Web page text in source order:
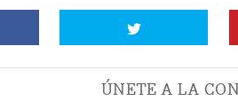
ÚNETE A LA